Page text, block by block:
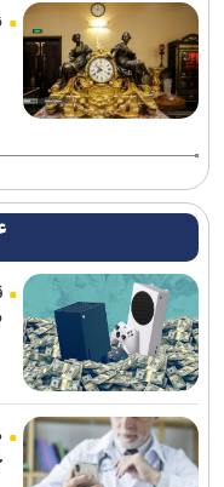
آخرین رنکینگ جهانی
استارت درمان
جهانی قزاقستان
شکوری: امیدوارم برخلاف
آرمان الهی بعد از جهانی
جهان که قهرمان ۲ رشته آزاد و فرنگی شده بود
روزنامه‌های ورزشی چهارشنبه ۱۴ مرداد ۱۴۰۵
عالیشاه در یک قدمی
سالاری مشاور مدیرعامل